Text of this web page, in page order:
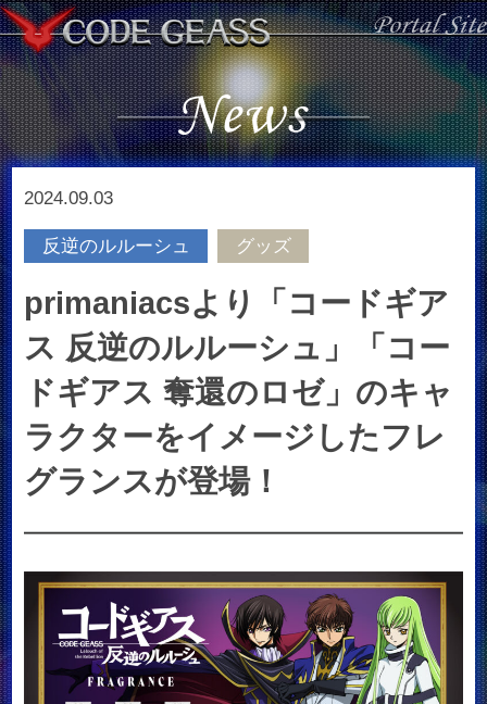
2024.09.03
反逆のルルーシュ グッズ
primaniacsより「コードギア
ス 反逆のルルーシュ」「コー
ドギアス 奪還のロゼ」のキャ
ラクターをイメージしたフレ
グランスが登場！